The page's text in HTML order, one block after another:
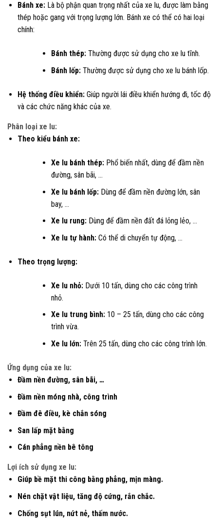
Bánh xe:Là bộ phận quan trọng nhất của xe lu, được làm bằng
thép hoặc gang với trọng lượng lớn. Bánh xe có thể có hai loại
chính:
Bánh thép:Thường được sử dụng cho xe lu tĩnh.
Bánh lốp:Thường được sử dụng cho xe lu bánh lốp.
Hệ thống điều khiển:Giúp người lái điều khiển hướng đi, tốc độ
và các chức năng khác của xe.
Phân loại xe lu:
Theo kiểu bánh xe:
Xe lu bánh thép:Phổ biến nhất, dùng để đầm nền
đường, sân bãi, …
Xe lu bánh lốp:Dùng để đầm nền đường lớn, sân
bay, …
Xe lu rung:Dùng để đầm nền đất đá lỏng lẻo, …
Xe lu tự hành:Có thể di chuyển tự động, …
Theo trọng lượng:
Xe lu nhỏ:Dưới 10 tấn, dùng cho các công trình
nhỏ.
Xe lu trung bình:10 – 25 tấn, dùng cho các công
trình vừa.
Xe lu lớn:Trên 25 tấn, dùng cho các công trình lớn.
Ứng dụng của xe lu:
Đầm nền đường, sân bãi, …
Đầm nền móng nhà, công trình
Đầm đê điều, kè chắn sóng
San lấp mặt bằng
Cán phẳng nền bê tông
Lợi ích sử dụng xe lu:
Giúp bề mặt thi công bằng phẳng, mịn màng.
Nén chặt vật liệu, tăng độ cứng, rắn chắc.
Chống sụt lún, nứt nẻ, thấm nước.